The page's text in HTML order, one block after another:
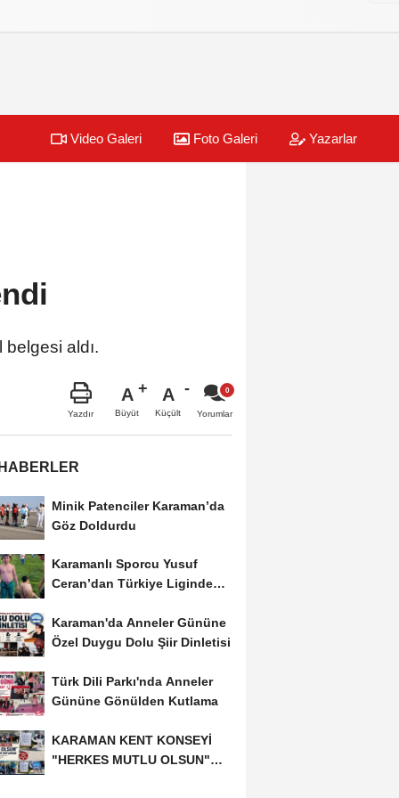
Video Galeri Foto Galeri Yazarlar
aldı.
Yazdır
A
Büyüt
A
Küçült Yorumlar
Minik Patenciler Karaman’da
Göz Doldurdu
Karamanlı Sporcu Yusuf
Ceran’dan Türkiye Liginde
Karaman'da Anneler Gününe
Özel Duygu Dolu Şiir Dinletisi
Türk Dili Parkı'nda Anneler
Gününe Gönülden Kutlama
KARAMAN KENT KONSEYİ
"HERKES MUTLU OLSUN"